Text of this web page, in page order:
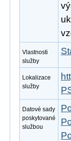
Vlastnosti
služby
Lokalizace
služby
Datové sady
poskytované
službou